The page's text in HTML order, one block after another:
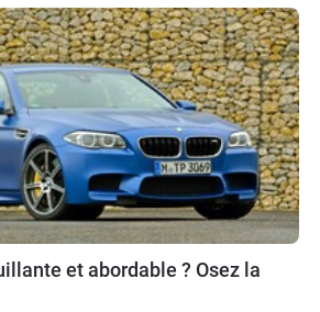
et abordable ? Osez la